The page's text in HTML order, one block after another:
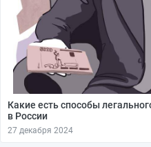
Какие есть способы
в России
27 декабря 2024